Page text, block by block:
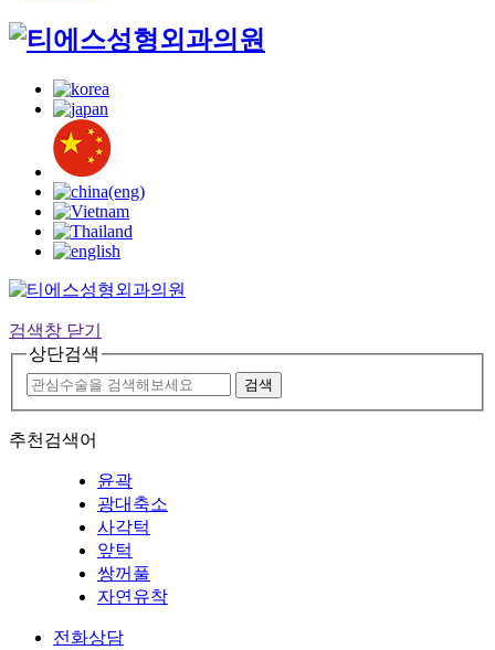
검색창 닫기
상단검색
추천검색어
윤곽
광대축소
사각턱
앞턱
쌍꺼풀
자연유착
전화상담